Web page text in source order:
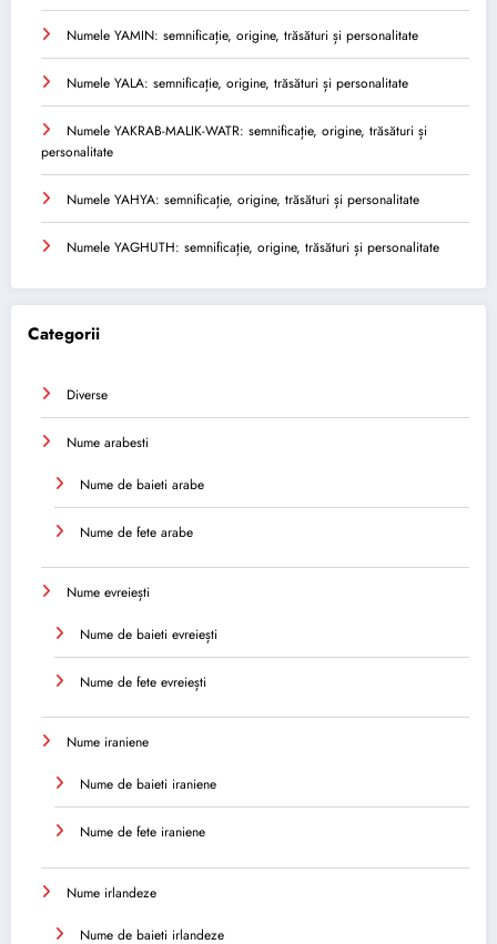
Numele YAMIN: semnificație, origine, trăsături și personalitate
Numele YALA: semnificație, origine, trăsături și personalitate
Numele YAKRAB-MALIK-WATR: semnificație, origine, trăsături și
personalitate
Numele YAHYA: semnificație, origine, trăsături și personalitate
Numele YAGHUTH: semnificație, origine, trăsături și personalitate
Categorii
Diverse
Nume arabesti
Nume de baieti arabe
Nume de fete arabe
Nume evreiești
Nume de baieti evreiești
Nume de fete evreiești
Nume iraniene
Nume de baieti iraniene
Nume de fete iraniene
Nume irlandeze
Nume de baieti irlandeze